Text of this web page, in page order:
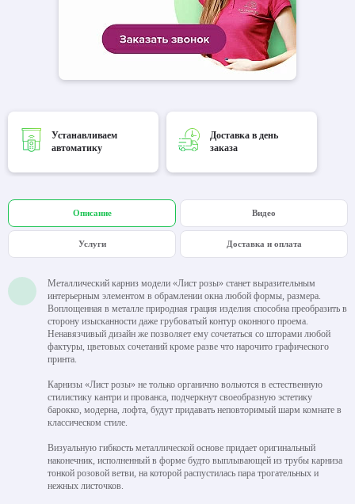
Устанавливаем
автоматику
Доставка в день
заказа
Описание Видео
Услуги Доставка и оплата
Металлический карниз модели «Лист розы» станет выразительным
интерьерным элементом в обрамлении окна любой формы, размера.
Воплощенная в металле природная грация изделия способна преобразить в
сторону изысканности даже грубоватый контур оконного проема.
Ненавязчивый дизайн же позволяет ему сочетаться со шторами любой
фактуры, цветовых сочетаний кроме разве что нарочито графического
принта.
Карнизы «Лист розы» не только органично вольются в естественную
стилистику кантри и прованса, подчеркнут своеобразную эстетику
барокко, модерна, лофта, будут придавать неповторимый шарм комнате в
классическом стиле.
Визуальную гибкость металлической основе придает оригинальный
наконечник, исполненный в форме будто выплывающей из трубы карниза
тонкой розовой ветви, на которой распустилась пара трогательных и
нежных листочков.